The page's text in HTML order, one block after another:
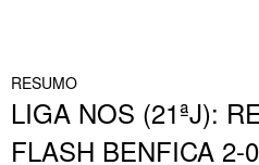
RESUMO
LIGA NOS (21ªJ):
FLASH BENFICA 2-